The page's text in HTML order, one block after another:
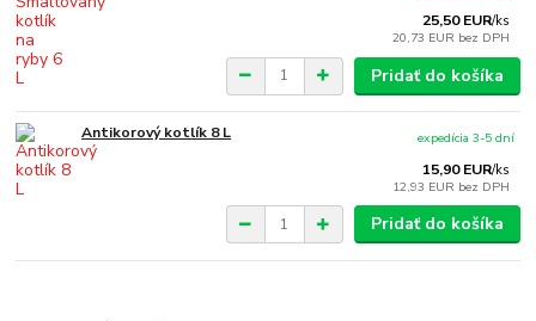
25,50 EUR/ks
20,73 EUR bez DPH
Pridať do košíka
Antikorový kotlík 8 L
15,90 EUR/ks
12,93 EUR bez DPH
expedícia 3-5 dní
Pridať do košíka